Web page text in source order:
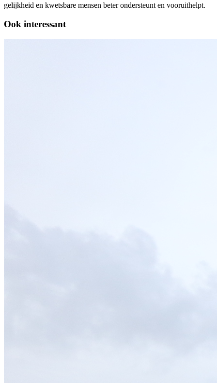
gelijkheid en kwetsbare mensen beter ondersteunt en vooruithelpt.
Ook interessant